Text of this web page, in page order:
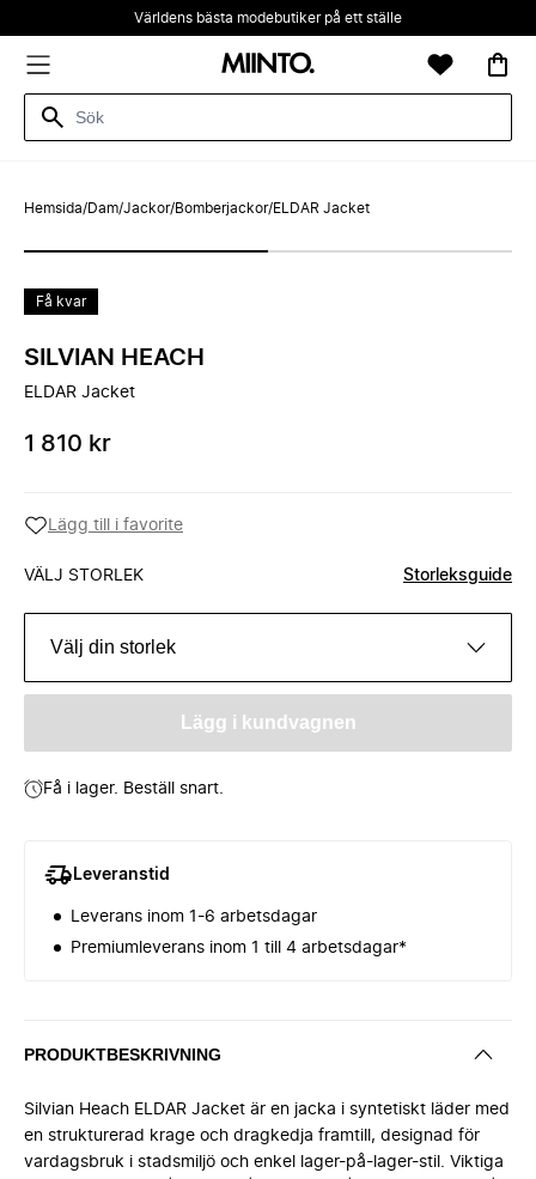
Världens bästa modebutiker på ett ställe
Hemsida/Dam/Jackor/Bomberjackor/ELDAR Jacket
Få kvar
SILVIAN HEACH
ELDAR Jacket
1 810 kr
Lägg till i favorite
VÄLJ STORLEK Storleksguide
Välj din storlek
Lägg i kundvagnen
Få i lager. Beställ snart.
Leveranstid
Leverans inom 1-6 arbetsdagar
Premiumleverans inom 1 till 4 arbetsdagar*
PRODUKTBESKRIVNING
Silvian Heach ELDAR Jacket är en jacka i syntetiskt läder med
en strukturerad krage och dragkedja framtill, designad för
vardagsbruk i stadsmiljö och enkel lager-på-lager-stil. Viktiga